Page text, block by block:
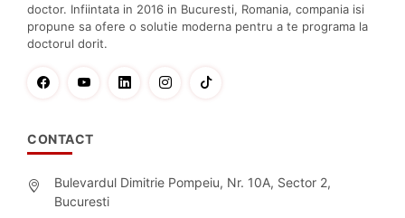
doctor. Infiintata in 2016 in Bucuresti, Romania, compania isi
propune sa ofere o solutie moderna pentru a te programa la
doctorul dorit.
CONTACT
Bulevardul Dimitrie Pompeiu, Nr. 10A, Sector 2,
Bucuresti